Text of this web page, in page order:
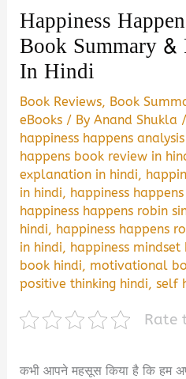
Happiness
Book Summary
In Hindi
Book Reviews, Book
eBooks / ByAnand Shukla
happiness happens
happens book review in
explanation in hindi,
in hindi, happiness
happiness happens robin
hindi, happiness happens
in hindi, happiness mindset
book hindi, motivational
positive thinking hindi,self
Rate
कभी आपने महसूस किया है कि हम